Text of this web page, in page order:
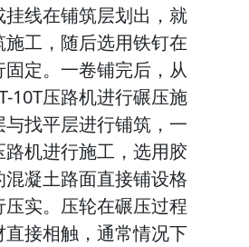
线在铺筑层划出，就
工，随后选用铁钉在
定。一卷铺完后，从
10T压路机进行碾压施
找平层进行铺筑，一
路机进行施工，选用胶
凝土路面直接铺设格
实。压轮在碾压过程
直接相触，通常情况下